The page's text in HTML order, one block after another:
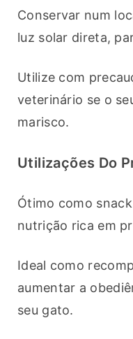
Conservar num
luz solar direta,
Utilize com
veterinário se o
marisco.
Utilizações Do
Ótimo como
nutrição rica em
Ideal como
aumentar a
seu gato.